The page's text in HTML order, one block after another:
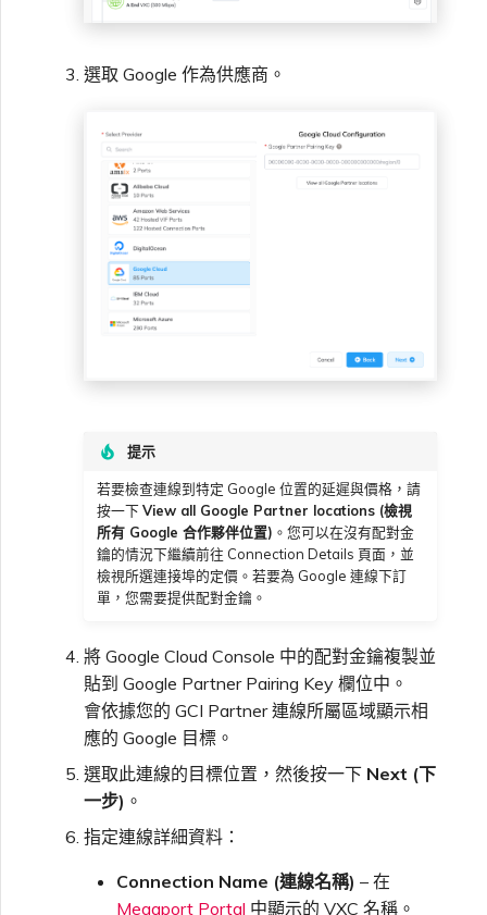
選取 Google 作為供應商。
提示
若要檢查連線到特定 Google 位置的延遲與價格，請
按一下 View all Google Partner locations (檢視
所有 Google 合作夥伴位置) 。您可以在沒有配對金
鑰的情況下繼續前往 Connection Details 頁面，並
檢視所選連接埠的定價。若要為 Google 連線下訂
單，您需要提供配對金鑰。
將 Google Cloud Console 中的配對金鑰複製並
貼到 Google Partner Pairing Key 欄位中。
會依據您的 GCI Partner 連線所屬區域顯示相
應的 Google 目標。
選取此連線的目標位置，然後按一下 Next (下
一步) 。
指定連線詳細資料：
Connection Name (連線名稱) – 在
Megaport Portal 中顯示的 VXC 名稱。